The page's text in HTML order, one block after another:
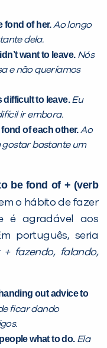
fond of her. Ao longo
dela.
want to leave.Nós
e não queríamos
difficult to leave.Eu
ir embora.
of each other.Ao
gostar bastante um
be fond of + (verb
o hábito de fazer
é agradável aos
português, seria
fazendo, falando,
out advice to
ficar dando
what to do.Ela